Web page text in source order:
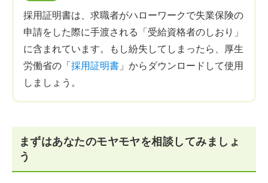
採用証明書は、求職者がハローワークで失業保険の
申請をした際に手渡される「受給資格者のしおり」
に含まれています。もし紛失してしまったら、厚生
労働省の「採用証明書 」からダウンロードして使用
しましょう。
まずはあなたのモヤモヤを相談してみましょ
う